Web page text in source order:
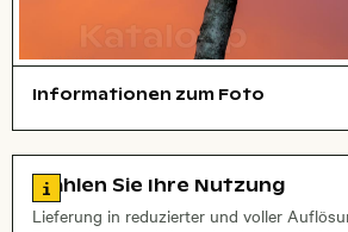
Informationen zum Foto
, Objektiv
Zu den Lizenzinformationen
Wählen Sie Ihre Nutzung
Lieferung in reduzierter und voller